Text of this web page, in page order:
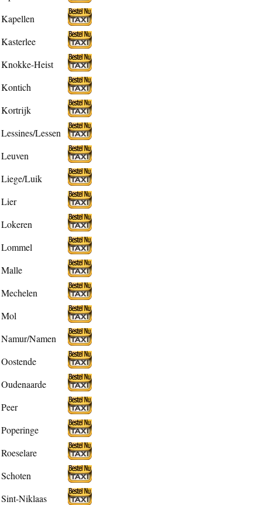
Kapellen
Kasterlee
Knokke-Heist
Kontich
Kortrijk
Lessines/Lessen
Leuven
Liege/Luik
Lier
Lokeren
Lommel
Malle
Mechelen
Mol
Namur/Namen
Oostende
Oudenaarde
Peer
Poperinge
Roeselare
Schoten
Sint-Niklaas